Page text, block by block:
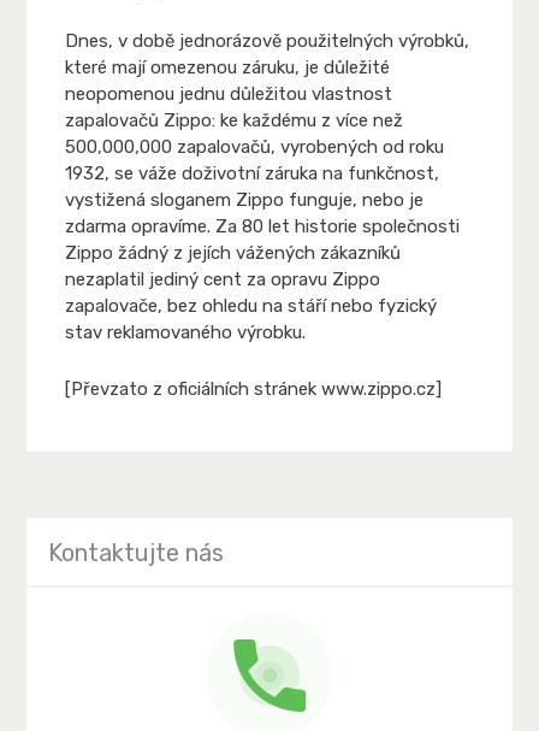
Dnes, v době jednorázově použitelných výrobků,
které mají omezenou záruku, je důležité
neopomenou jednu důležitou vlastnost
zapalovačů Zippo: ke každému z více než
500,000,000 zapalovačů, vyrobených od roku
1932, se váže doživotní záruka na funkčnost,
vystižená sloganem Zippo funguje, nebo je
zdarma opravíme. Za 80 let historie společnosti
Zippo žádný z jejích vážených zákazníků
nezaplatil jediný cent za opravu Zippo
zapalovače, bez ohledu na stáří nebo fyzický
stav reklamovaného výrobku.
[Převzato z oficiálních stránek www.zippo.cz]
Kontaktujte nás